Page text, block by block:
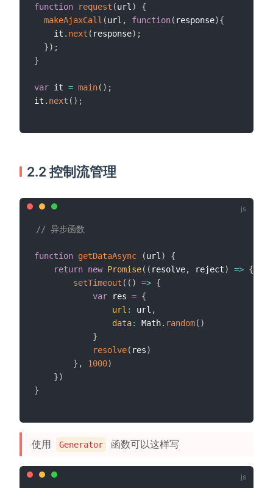
function request (url )
{
makeAjaxCall (url , function( response){
    it
. next ( response) ;
}) ;
}
var it = main( ) ;
it . next ( ) ;
2.2 控制流管理
// 异步函数
function getDataAsync (url)
{
return new Promise( ( resolve, reject) => {
setTimeout ( ( ) => {
var res = {
url : url ,
data: Math. random( )
}
resolve( res)
} , 1000)
})
}
使用 Generator 函数可以这样写